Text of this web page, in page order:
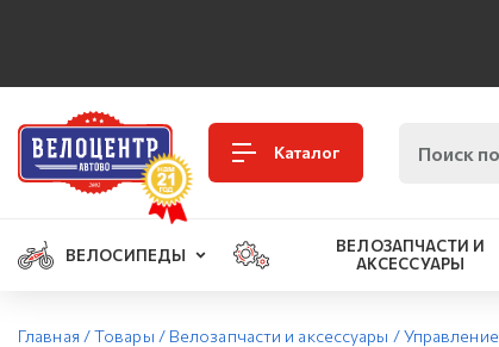
Каталог
ВЕЛОСИПЕДЫ
ВЕЛОЗАПЧАСТИ И
АКСЕССУАРЫ
Главная /Товары / Велозапчасти и аксессуары /Управление